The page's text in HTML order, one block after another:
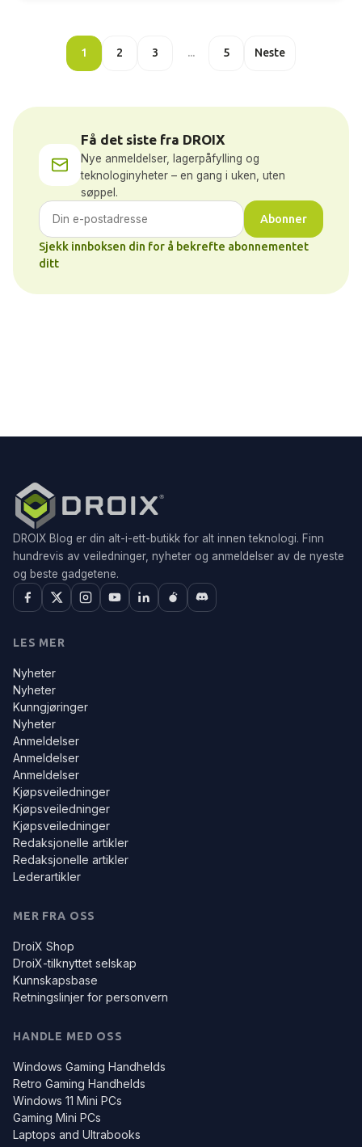
1 2 3 ... 5 Neste
Få det siste fra DROIX
Nye anmeldelser, lagerpåfylling og
teknologinyheter – en gang i uken, uten
søppel.
Abonner
Sjekk innboksen din for å bekrefte abonnementet
ditt
DROIX Blog er din alt-i-ett-butikk for alt innen teknologi. Finn
hundrevis av veiledninger, nyheter og anmeldelser av de nyeste
og beste gadgetene.
LES MER
Nyheter
Nyheter
Kunngjøringer
Nyheter
Anmeldelser
Anmeldelser
Anmeldelser
Kjøpsveiledninger
Kjøpsveiledninger
Kjøpsveiledninger
Redaksjonelle artikler
Redaksjonelle artikler
Lederartikler
MER FRA OSS
DroiX Shop
DroiX-tilknyttet selskap
Kunnskapsbase
Retningslinjer for personvern
HANDLE MED OSS
Windows Gaming Handhelds
Retro Gaming Handhelds
Windows 11 Mini PCs
Gaming Mini PCs
Laptops and Ultrabooks